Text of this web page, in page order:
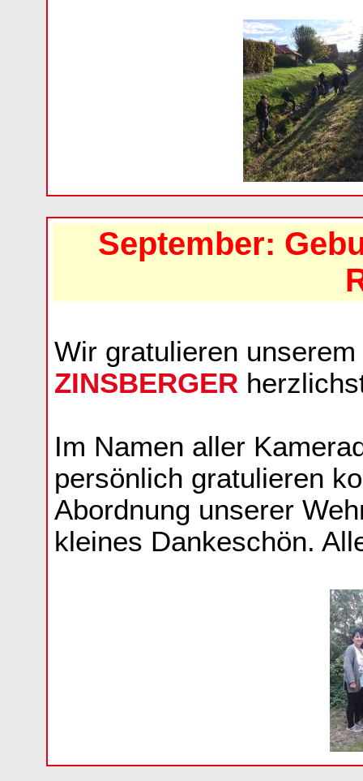
September:
Wir gratulieren
ZINSBERGER
Im Namen aller
persönlich gratulieren
Abordnung unserer
kleines Dankeschön.